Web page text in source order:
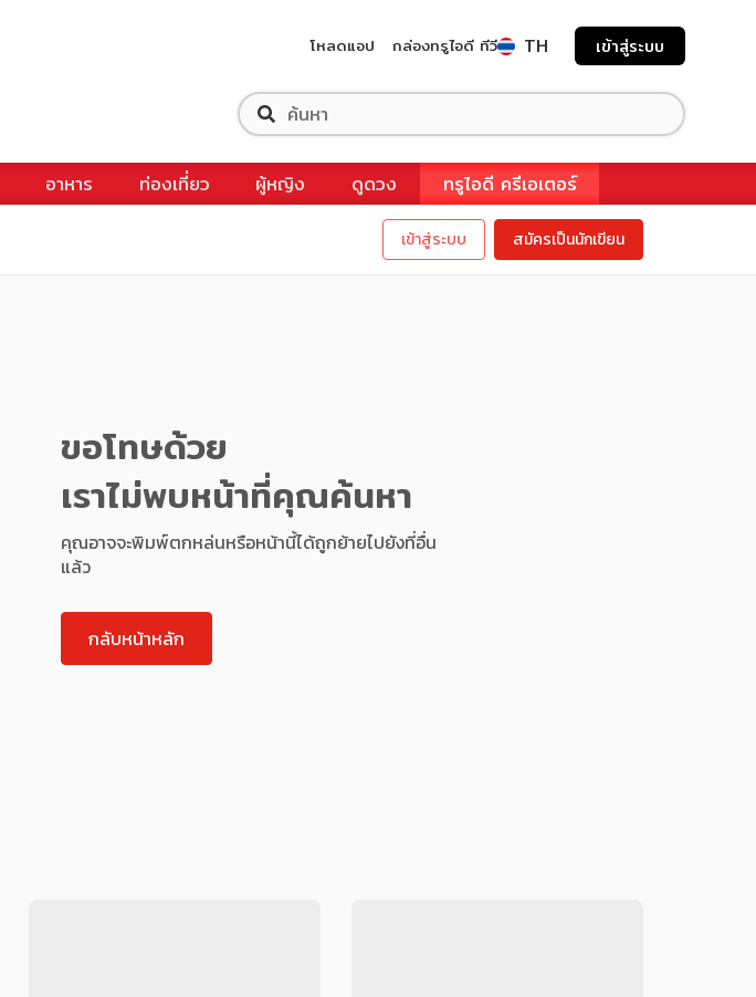
โหลดแอป กล่องทรูไอดี ทีวี TH เข้าสู่ระบบ
อาหาร ท่องเที่ยว ผู้หญิง ดูดวง ทรูไอดี ครีเอเตอร์
เข้าสู่ระบบ สมัครเป็นนักเขียน
ขอโทษด้วย
เราไม่พบหน้าที่คุณค้นหา
คุณอาจจะพิมพ์ตกหล่นหรือหน้านี้ได้ถูกย้ายไปยังที่อื่น
แล้ว
กลับหน้าหลัก